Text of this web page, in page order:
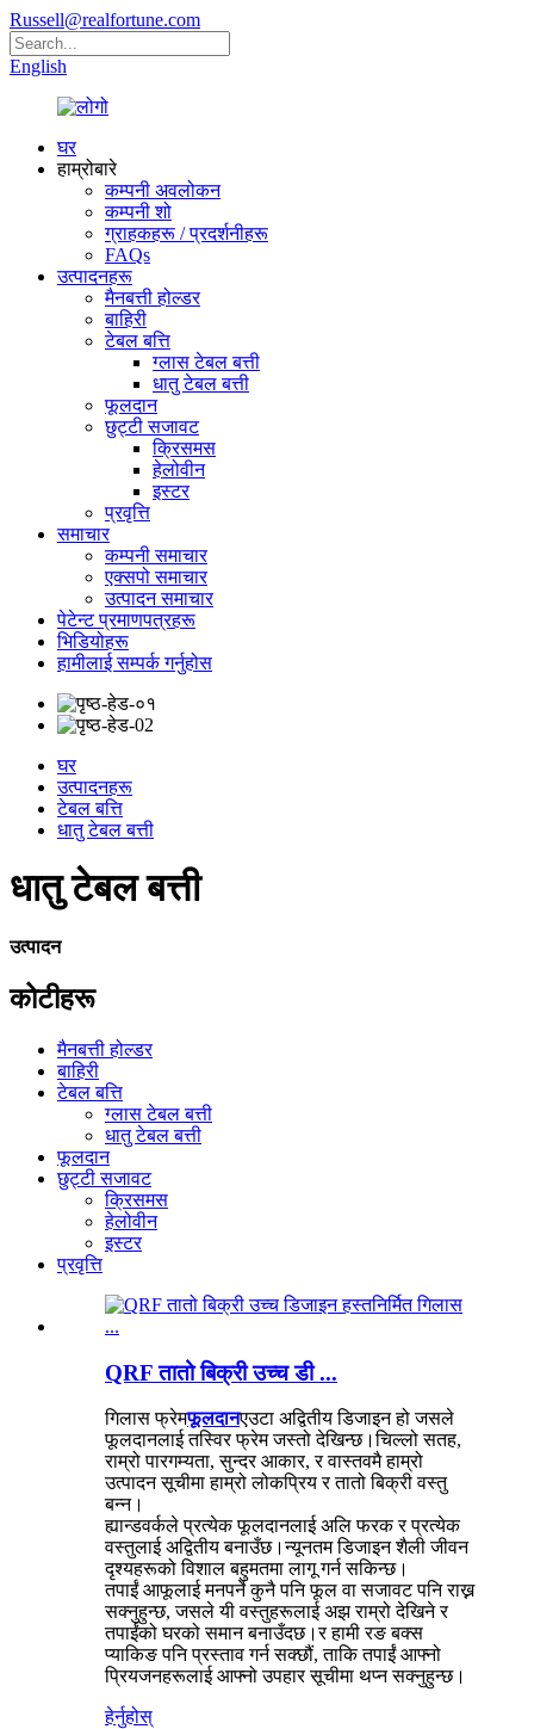
Russell@realfortune.com
English
घर
हाम्रोबारे
कम्पनी अवलोकन
कम्पनी शो
ग्राहकहरू / प्रदर्शनीहरू
FAQs
उत्पादनहरू
मैनबत्ती होल्डर
बाहिरी
टेबल बत्ति
ग्लास टेबल बत्ती
धातु टेबल बत्ती
फूलदान
छुट्टी सजावट
क्रिसमस
हेलोवीन
इस्टर
प्रवृत्ति
समाचार
कम्पनी समाचार
एक्सपो समाचार
उत्पादन समाचार
पेटेन्ट प्रमाणपत्रहरू
भिडियोहरू
हामीलाई सम्पर्क गर्नुहोस
घर
उत्पादनहरू
टेबल बत्ति
धातु टेबल बत्ती
धातु टेबल बत्ती
उत्पादन
कोटीहरू
मैनबत्ती होल्डर
बाहिरी
टेबल बत्ति
ग्लास टेबल बत्ती
धातु टेबल बत्ती
फूलदान
छुट्टी सजावट
क्रिसमस
हेलोवीन
इस्टर
प्रवृत्ति
QRF तातो बिक्री उच्च डी ...
गिलास फ्रेमफूलदानएउटा अद्वितीय डिजाइन हो जसले
फूलदानलाई तस्विर फ्रेम जस्तो देखिन्छ।चिल्लो सतह,
राम्रो पारगम्यता, सुन्दर आकार, र वास्तवमै हाम्रो
उत्पादन सूचीमा हाम्रो लोकप्रिय र तातो बिक्री वस्तु
बन्न।
ह्यान्डवर्कले प्रत्येक फूलदानलाई अलि फरक र प्रत्येक
वस्तुलाई अद्वितीय बनाउँछ।न्यूनतम डिजाइन शैली जीवन
दृश्यहरूको विशाल बहुमतमा लागू गर्न सकिन्छ।
तपाईं आफूलाई मनपर्ने कुनै पनि फूल वा सजावट पनि राख्न
सक्नुहुन्छ, जसले यी वस्तुहरूलाई अझ राम्रो देखिने र
तपाईंको घरको समान बनाउँदछ।र हामी रङ बक्स
प्याकिङ पनि प्रस्ताव गर्न सक्छौं, ताकि तपाईं आफ्नो
प्रियजनहरूलाई आफ्नो उपहार सूचीमा थप्न सक्नुहुन्छ।
हेर्नुहोस्